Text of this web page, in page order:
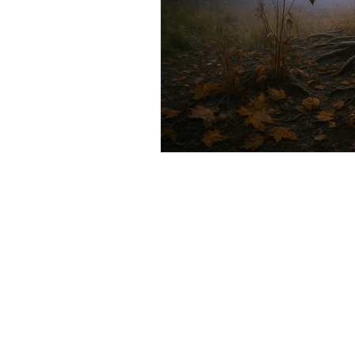
Gemeinschaftsgärten
Landwirte und Vereine um
Linzer Obstbaumgärten